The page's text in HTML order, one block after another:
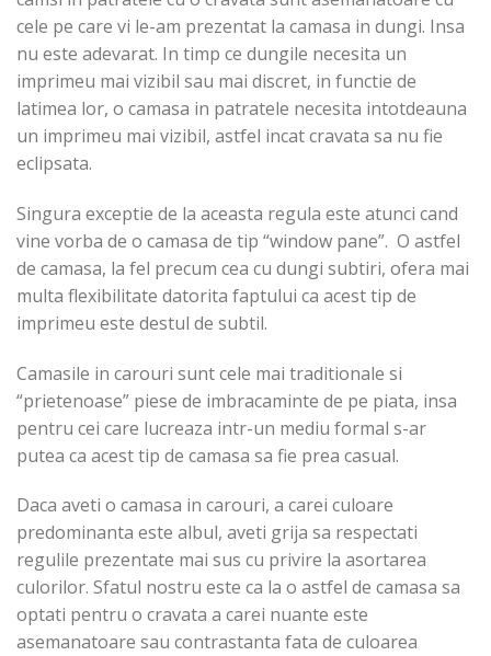
cele pe care vi le-am prezentat la camasa in dungi. Insa
nu este adevarat. In timp ce dungile necesita un
imprimeu mai vizibil sau mai discret, in functie de
latimea lor, o camasa in patratele necesita intotdeauna
un imprimeu mai vizibil, astfel incat cravata sa nu fie
eclipsata.
Singura exceptie de la aceasta regula este atunci cand
vine vorba de o camasa de tip “window pane”. O astfel
de camasa, la fel precum cea cu dungi subtiri, ofera mai
multa flexibilitate datorita faptului ca acest tip de
imprimeu este destul de subtil.
Camasile in carouri sunt cele mai traditionale si
“prietenoase” piese de imbracaminte de pe piata, insa
pentru cei care lucreaza intr-un mediu formal s-ar
putea ca acest tip de camasa sa fie prea casual.
Daca aveti o camasa in carouri, a carei culoare
predominanta este albul, aveti grija sa respectati
regulile prezentate mai sus cu privire la asortarea
culorilor. Sfatul nostru este ca la o astfel de camasa sa
optati pentru o cravata a carei nuante este
asemanatoare sau contrastanta fata de culoarea